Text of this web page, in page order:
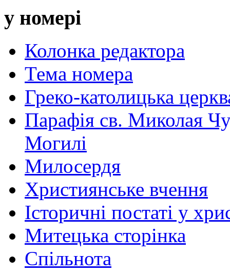
у номері
Колонка редактора
Тема номера
Греко-католицька
Парафія св. Миколая
Могилі
Милосердя
Християнське вчення
Історичні постаті у
Митецька сторінка
Спільнота